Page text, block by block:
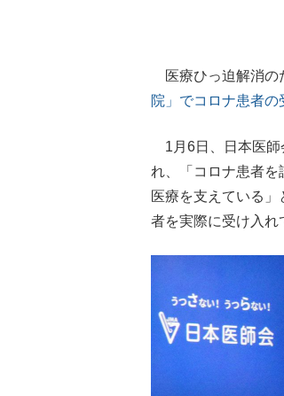
医療ひっ迫解消の
院」でコロナ患者
1月6日、日本医師
れ、「コロナ患者
医療を支えている
者を実際に受け入れ